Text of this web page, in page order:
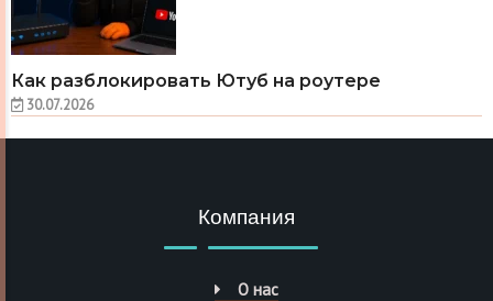
Как разблокировать Ютуб на роутере
30.07.2026
Компания
О нас